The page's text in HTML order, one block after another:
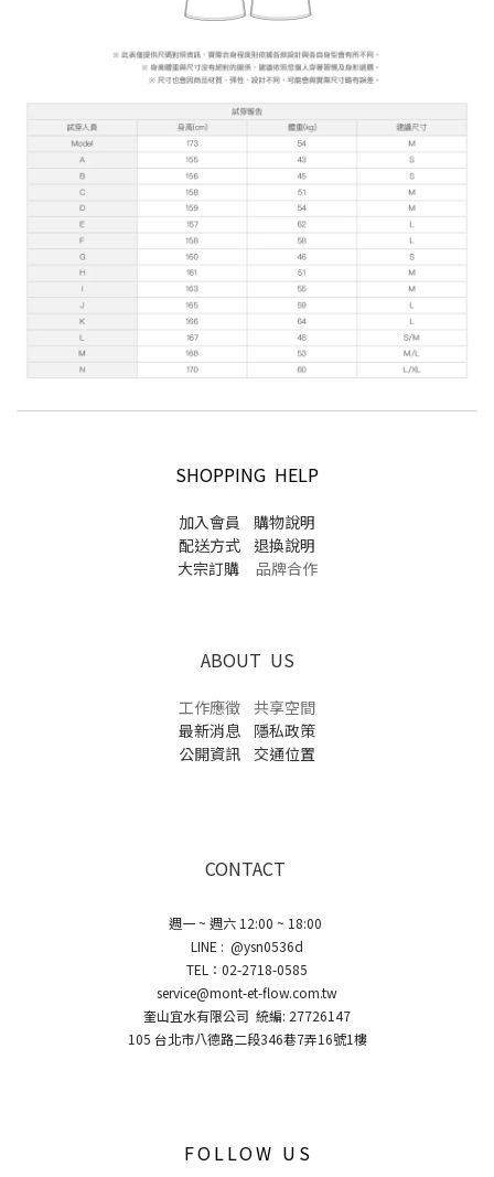
SHOPPING HELP
加入會員
購物說明
配送方式
退換說明
大宗訂購品牌合作
ABOUT US
工作應徵 共享空間
最新消息
隱私政策
公開資訊
交通位置
CONTACT
週一 ~ 週六 12:00 ~ 18:00
LINE : @ysn0536d
TEL：02-2718-0585
service@mont-et-flow.com.tw
奎山宜水有限公司 統編: 27726147
105 台北市八德路二段346巷7弄16號1樓
FOLLOW US